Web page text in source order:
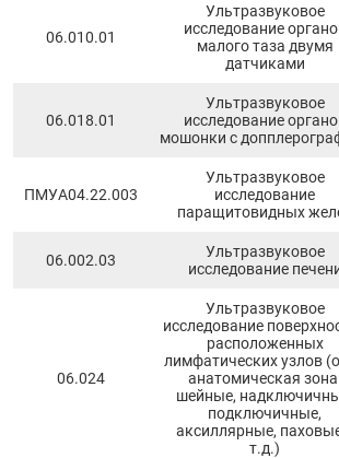
06.010.01
Ультразвуковое
исследование
малого таза двумя
датчиками
06.018.01
Ультразвуковое
исследование
мошонки с
ПМУA04.22.003
Ультразвуковое
исследование
паращитовидных
06.002.03
Ультразвуковое
исследование
06.024
Ультразвуковое
исследование
расположенных
лимфатических узлов
анатомическая
шейные,
подключичные,
аксиллярные,
т.д.)